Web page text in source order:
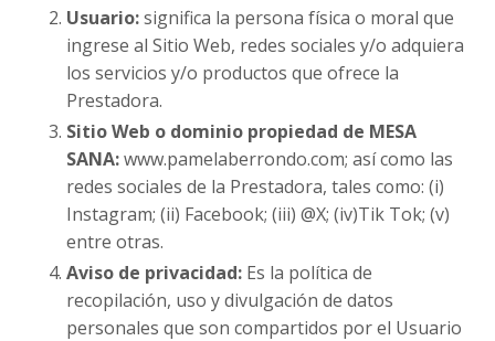
Usuario:significa la persona física o moral que
ingrese al Sitio Web, redes sociales y/o adquiera
los servicios y/o productos que ofrece la
Prestadora.
Sitio Web o dominio propiedad de MESA
SANA:www.pamelaberrondo.com; así como las
redes sociales de la Prestadora, tales como: (i)
Instagram; (ii) Facebook; (iii) @X; (iv)Tik Tok; (v)
entre otras.
Aviso de privacidad: Es la política de
recopilación, uso y divulgación de datos
personales que son compartidos por el Usuario